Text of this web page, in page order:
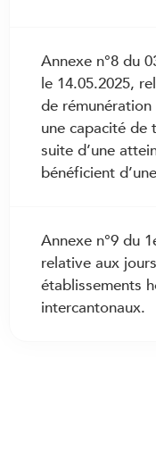
Annexe n°8 du
le 14.05.2025,
de
une capacité de
suite d’une
bénéficient
Annexe n°9 du
relative aux
établissements
intercantonaux.